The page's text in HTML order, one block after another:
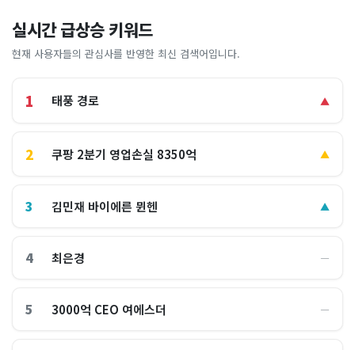
실시간 급상승 키워드
현재 사용자들의 관심사를 반영한 최신 검색어입니다.
1 태풍 경로 ▲
2 쿠팡 2분기 영업손실 8350억 ▲
3 김민재 바이에른 뮌헨 ▲
4 최은경 ―
5 3000억 CEO 여에스더 ―